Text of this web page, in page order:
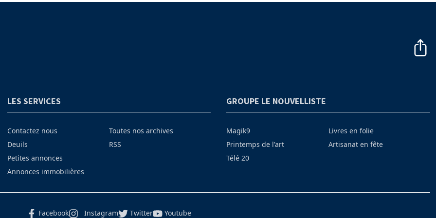
LES SERVICES
Contactez nous
Deuils
Petites annonces
Annonces immobilières
Toutes nos archives
RSS
GROUPE LE NOUVELLISTE
Magik9
Printemps de l'art
Télé 20
Livres en folie
Artisanat en fête
Facebook Instagram Twitter Youtube